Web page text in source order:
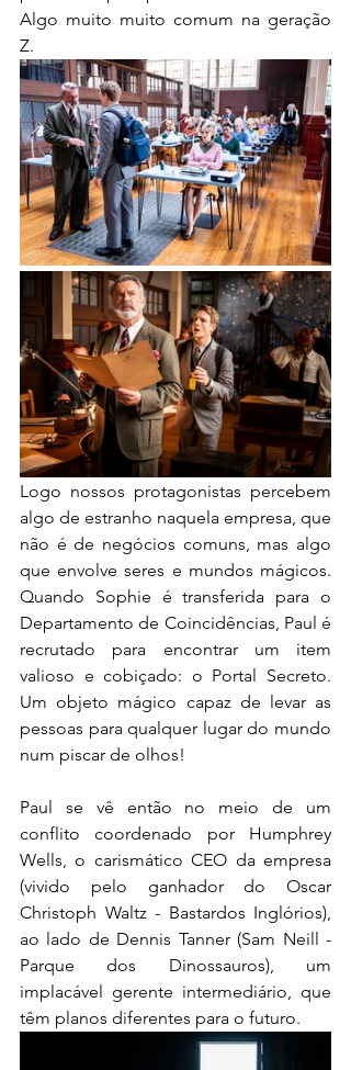
Algo muito muito comum na geração
Z.
Logo nossos protagonistas percebem
algo de estranho naquela empresa, que
não é de negócios comuns, mas algo
que envolve seres e mundos mágicos.
Quando Sophie é transferida para o
Departamento de Coincidências, Paul é
recrutado para encontrar um item
valioso e cobiçado: o Portal Secreto.
Um objeto mágico capaz de levar as
pessoas para qualquer lugar do mundo
num piscar de olhos!
Paul se vê então no meio de um
conflito coordenado por Humphrey
Wells, o carismático CEO da empresa
(vivido pelo ganhador do Oscar
Christoph Waltz - Bastardos Inglórios),
ao lado de Dennis Tanner (Sam Neill -
Parque dos Dinossauros), um
implacável gerente intermediário, que
têm planos diferentes para o futuro.